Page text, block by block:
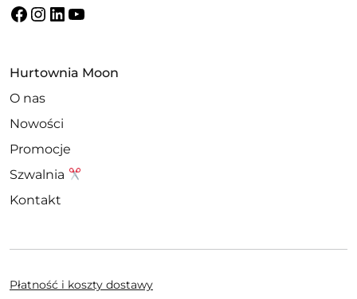
Facebook
Instagram
LinkedIn
YouTube
Hurtownia Moon
O nas
Nowości
Promocje
Szwalnia
Kontakt
Płatność i koszty dostawy